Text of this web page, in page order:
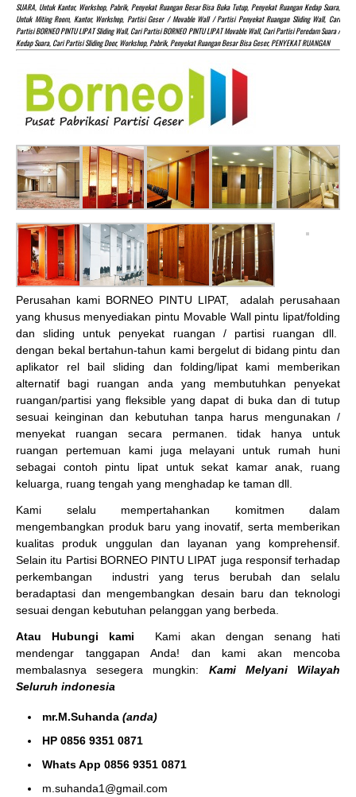
SUARA, Untuk Kantor, Workshop, Pabrik, Penyekat Ruangan Besar Bisa Buka Tutup, Penyekat Ruangan Kedap Suara,
Untuk Miting Room, Kantor, Workshop, Partisi Geser / Movable Wall / Partisi Penyekat Ruangan Sliding Wall, Cari
Partisi BORNEO PINTU LIPAT Sliding Wall, Cari Partisi BORNEO PINTU LIPAT Movable Wall, Cari Partisi Peredam Suara /
Kedap Suara, Cari Partisi Sliding Door, Workshop, Pabrik, Penyekat Ruangan Besar Bisa Geser, PENYEKAT RUANGAN
Perusahan kami BORNEO PINTU LIPAT, adalah perusahaan
yang khusus menyediakan pintu Movable Wall pintu lipat/folding
dan sliding untuk penyekat ruangan / partisi ruangan dll.
dengan bekal bertahun-tahun kami bergelut di bidang pintu dan
aplikator rel bail sliding dan folding/lipat kami memberikan
alternatif bagi ruangan anda yang membutuhkan penyekat
ruangan/partisi yang fleksible yang dapat di buka dan di tutup
sesuai keinginan dan kebutuhan tanpa harus mengunakan /
menyekat ruangan secara permanen. tidak hanya untuk
ruangan pertemuan kami juga melayani untuk rumah huni
sebagai contoh pintu lipat untuk sekat kamar anak, ruang
keluarga, ruang tengah yang menghadap ke taman dll.
Kami selalu mempertahankan komitmen dalam
mengembangkan produk baru yang inovatif, serta memberikan
kualitas produk unggulan dan layanan yang komprehensif.
Selain itu Partisi BORNEO PINTU LIPAT juga responsif terhadap
perkembangan industri yang terus berubah dan selalu
beradaptasi dan mengembangkan desain baru dan teknologi
sesuai dengan kebutuhan pelanggan yang berbeda.
Atau Hubungi kami
Kami akan dengan senang hati
mendengar tanggapan Anda! dan kami akan mencoba
membalasnya sesegera mungkin: Kami Melyani Wilayah
Seluruh indonesia
mr.M.Suhanda (anda)
HP 0856 9351 0871
Whats App 0856 9351 0871
m.suhanda1@gmail.com